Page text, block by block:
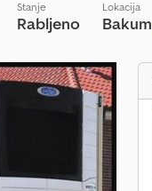
Stanje
Rabljeno
Lokacija
Bakum